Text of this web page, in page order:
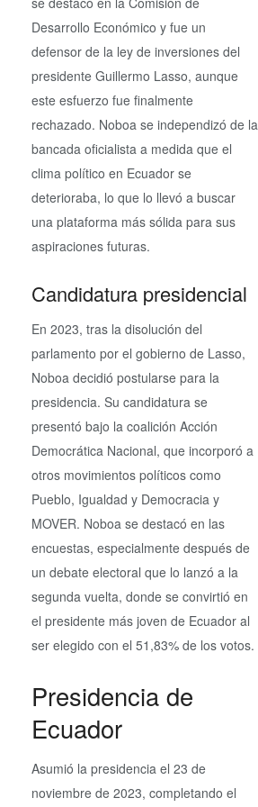
Desarrollo Económico y fue un
defensor de la ley de inversiones del
presidente Guillermo Lasso, aunque
este esfuerzo fue finalmente
rechazado. Noboa se independizó de la
bancada oficialista a medida que el
clima político en Ecuador se
deterioraba, lo que lo llevó a buscar
una plataforma más sólida para sus
aspiraciones futuras.
Candidatura presidencial
En 2023, tras la disolución del
parlamento por el gobierno de Lasso,
Noboa decidió postularse para la
presidencia. Su candidatura se
presentó bajo la coalición Acción
Democrática Nacional, que incorporó a
otros movimientos políticos como
Pueblo, Igualdad y Democracia y
MOVER. Noboa se destacó en las
encuestas, especialmente después de
un debate electoral que lo lanzó a la
segunda vuelta, donde se convirtió en
el presidente más joven de Ecuador al
ser elegido con el 51,83% de los votos.
Presidencia de
Ecuador
Asumió la presidencia el 23 de
noviembre de 2023, completando el